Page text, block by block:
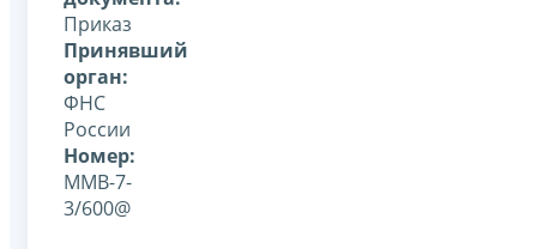
Приказ
Принявший
орган:
ФНС
России
Номер:
ММВ-7-
3/600@